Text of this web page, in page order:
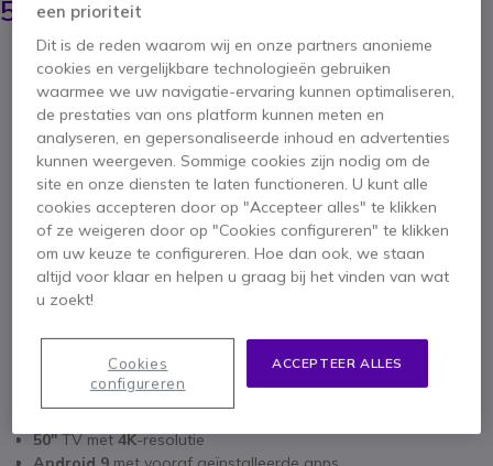
549,95 € ex. BTW
Aantal
IN WINKELWAGEN
OFFERTE BINNEN 4 UUR
Niet op voorraad
18 producten in platformvoorraad
Levering:5-7 dagen
Belangrijkste kenmerken
50''TV met4K-resolutie
een prioriteit
Dit is de reden waarom wij en onze partners anonieme
cookies en vergelijkbare technologieën gebruiken
waarmee we uw navigatie-ervaring kunnen optimaliseren,
de prestaties van ons platform kunnen meten en
analyseren, en gepersonaliseerde inhoud en advertenties
kunnen weergeven. Sommige cookies zijn nodig om de
site en onze diensten te laten functioneren. U kunt alle
cookies accepteren door op "Accepteer alles" te klikken
of ze weigeren door op "Cookies configureren" te klikken
om uw keuze te configureren. Hoe dan ook, we staan
altijd voor klaar en helpen u graag bij het vinden van wat
u zoekt!
ACCEPTEER ALLES
Cookies
configureren